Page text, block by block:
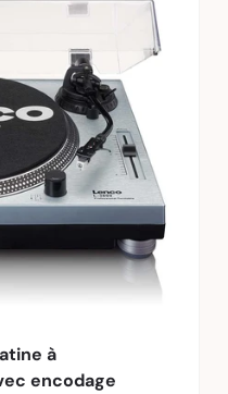
à
encodage
Ajouter au